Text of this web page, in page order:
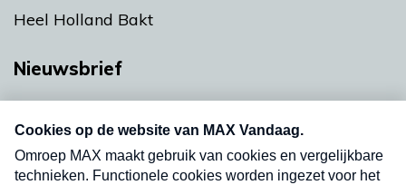
Heel Holland Bakt
Nieuwsbrief
Neem hier een gratis abonnement op onze
nieuwsbrief. Elke vrijdag- en dinsdagochtend in
uw mailbox.